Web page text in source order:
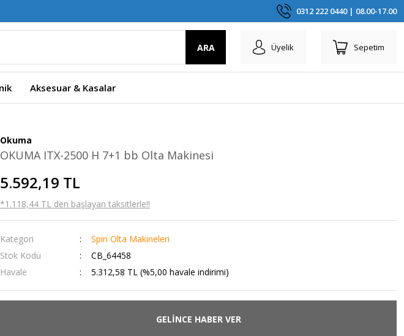
0312 222 0440 | 08.00-17.00
ARA Üyelik Sepetim
Aksesuar & Kasalar
Okuma
OKUMA ITX-2500 H 7+1 bb Olta Makinesi
5.592,19 TL
*1.118,44 TL den başlayan taksitlerle!!
Kategori
Spin Olta Makineleri
Stok Kodu
CB_64458
Havale
5.312,58 TL (%5,00 havale indirimi)
GELİNCE HABER VER